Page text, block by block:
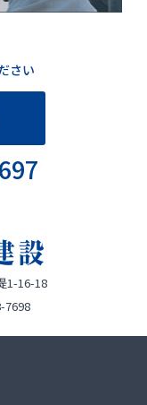
さい
1-16-18
7698